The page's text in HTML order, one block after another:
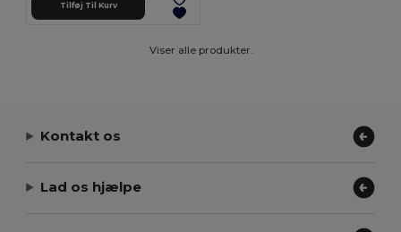
Tilføj Til Kurv
Viser alle produkter.
Kontakt os
Lad os hjælpe